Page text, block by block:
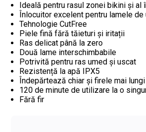
Ideală pentru rasul zonei bikini și al
Înlocuitor excelent pentru lamele
Tehnologie CutFree
Piele fină fără tăieturi și iritații
Ras delicat până la zero
Două lame interschimbabile
Potrivită pentru ras umed și uscat
Rezistență la apă IPX5
Îndepărtează chiar și firele mai lungi
120 de minute de utilizare la o
Fără fir